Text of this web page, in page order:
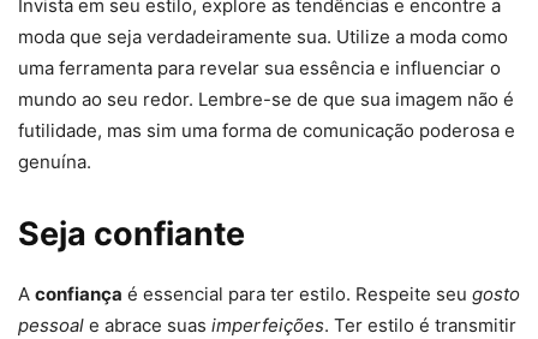
Invista em seu estilo, explore as tendências e encontre a
moda que seja verdadeiramente sua. Utilize a moda como
uma ferramenta para revelar sua essência e influenciar o
mundo ao seu redor. Lembre-se de que sua imagem não é
futilidade, mas sim uma forma de comunicação poderosa e
genuína.
Seja confiante
A confiança é essencial para ter estilo. Respeite seu gosto
pessoal e abrace suas imperfeições. Ter estilo é transmitir